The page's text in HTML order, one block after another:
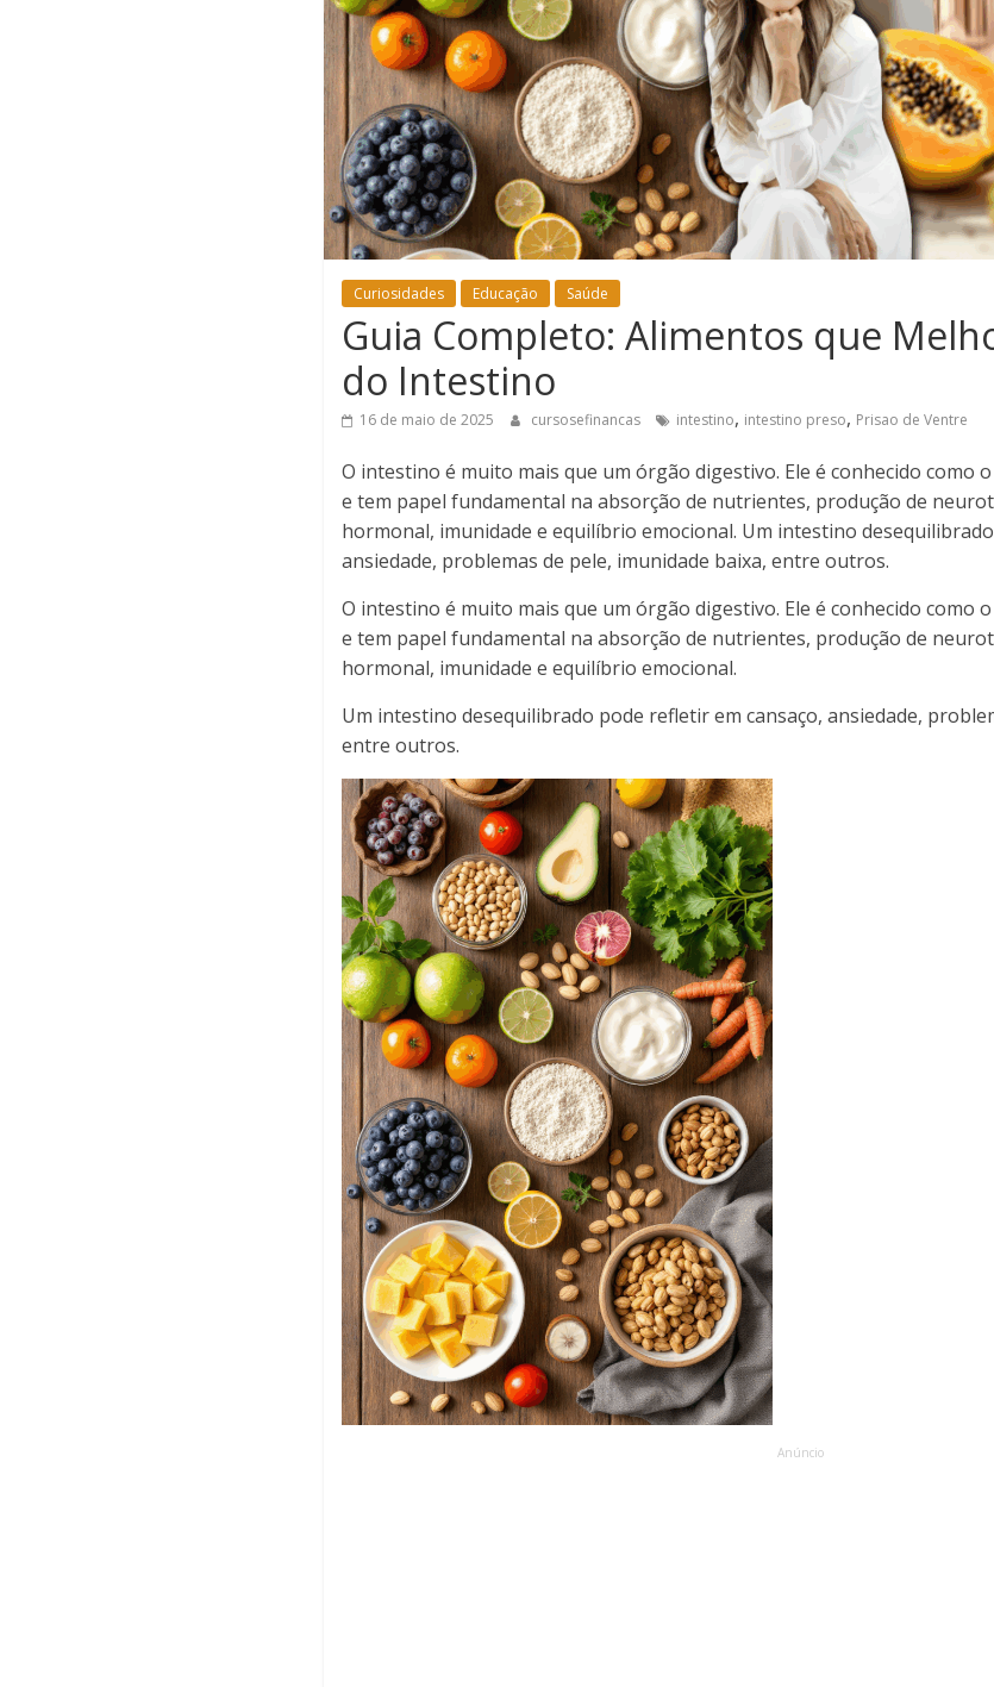
Curiosidades Educação Saúde
Guia Completo: Alimentos que
do Intestino
16 de maio de 2025 cursosefinancas intestino, intestino preso, Prisao de Ventre
O intestino é muito mais que um órgão digestivo. Ele é conhecido como
e tem papel fundamental na absorção de nutrientes, produção de
hormonal, imunidade e equilíbrio emocional. Um intestino
ansiedade, problemas de pele, imunidade baixa, entre outros.
O intestino é muito mais que um órgão digestivo. Ele é conhecido como
e tem papel fundamental na absorção de nutrientes, produção de
hormonal, imunidade e equilíbrio emocional.
Um intestino desequilibrado pode refletir em cansaço, ansiedade,
entre outros.
Anúncio